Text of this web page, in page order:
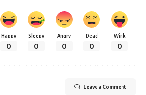
Happy
0
Sleepy
0
Angry
0
Dead
0
Wink
0
Leave a Comment